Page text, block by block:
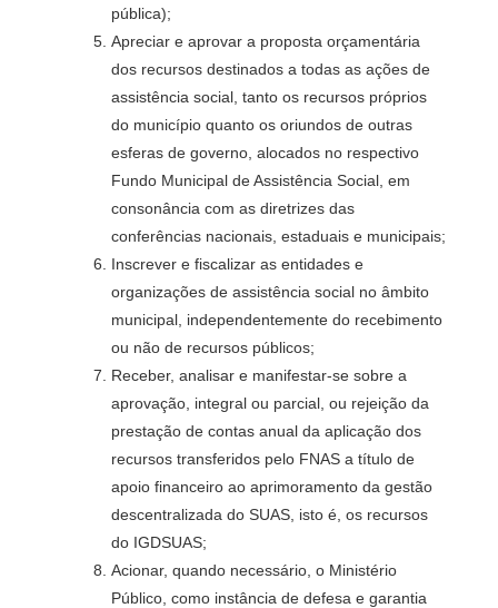
pública);
Apreciar e aprovar a proposta orçamentária
dos recursos destinados a todas as ações de
assistência social, tanto os recursos próprios
do município quanto os oriundos de outras
esferas de governo, alocados no respectivo
Fundo Municipal de Assistência Social, em
consonância com as diretrizes das
conferências nacionais, estaduais e municipais;
Inscrever e fiscalizar as entidades e
organizações de assistência social no âmbito
municipal, independentemente do recebimento
ou não de recursos públicos;
Receber, analisar e manifestar-se sobre a
aprovação, integral ou parcial, ou rejeição da
prestação de contas anual da aplicação dos
recursos transferidos pelo FNAS a título de
apoio financeiro ao aprimoramento da gestão
descentralizada do SUAS, isto é, os recursos
do IGDSUAS;
Acionar, quando necessário, o Ministério
Público, como instância de defesa e garantia